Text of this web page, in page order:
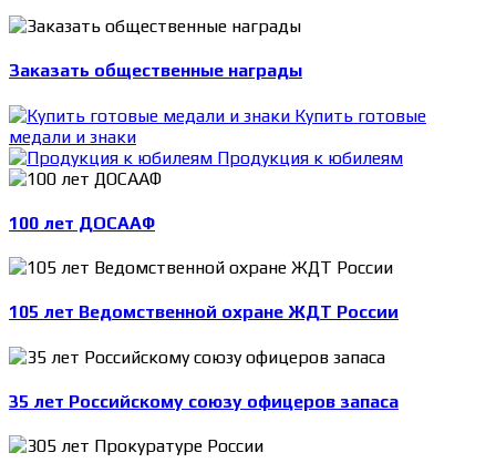
Заказать общественные награды
Купить готовые
медали и знаки
Продукция к юбилеям
100 лет ДОСААФ
105 лет Ведомственной охране ЖДТ России
35 лет Российскому союзу офицеров запаса